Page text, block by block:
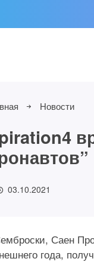
Новости
03.10.2021
Саен
года,